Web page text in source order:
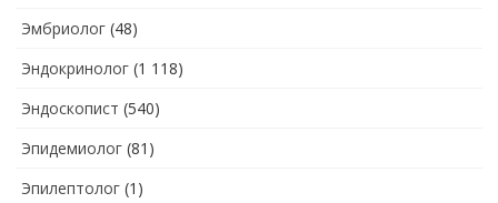
Эмбриолог (48)
Эндокринолог (1 118)
Эндоскопист (540)
Эпидемиолог (81)
Эпилептолог (1)